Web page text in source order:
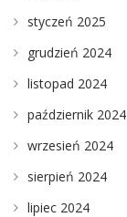
styczeń 2025
grudzień 2024
listopad 2024
październik 2024
wrzesień 2024
sierpień 2024
lipiec 2024